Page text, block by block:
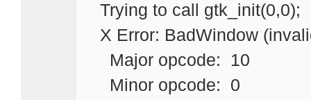
Trying to call gtk_init(0,0);
X Error: BadWindow
Major opcode: 10
Minor opcode: 0